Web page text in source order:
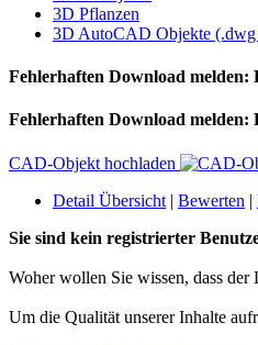
3D Pflanzen
3D AutoCAD Objekte
Fehlerhaften Download melden:
Fehlerhaften Download melden:
CAD-Objekt hochladen
Detail Übersicht | Bewerten |
Sie sind kein registrierter
Woher wollen Sie wissen, dass
Um die Qualität unserer Inhalte